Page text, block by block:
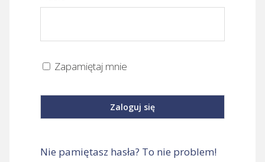
Zapamiętaj mnie
Nie pamiętasz hasła? To nie problem!